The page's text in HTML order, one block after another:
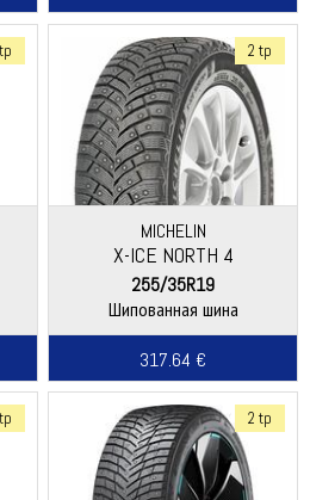
2 tp
MICHELIN
X-ICE NORTH 4
255/35R19
Шипованная шина
317.64 €
2 tp